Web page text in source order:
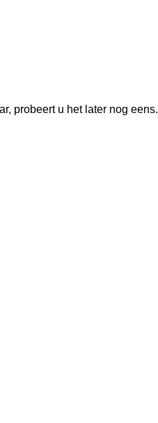
probeert u het later nog eens.